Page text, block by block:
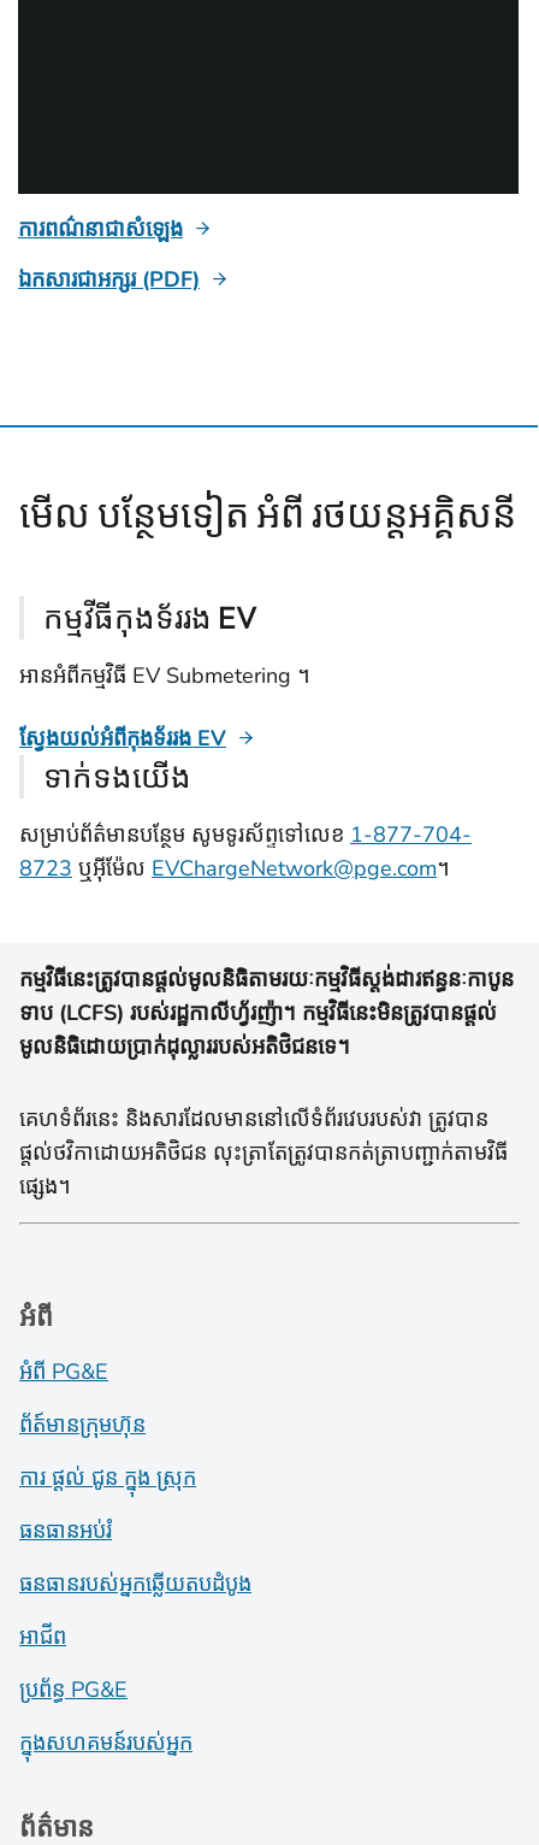
ការពណ៌នាជាសំឡេង
ឯកសារជាអក្សរ (PDF)
មើល បន្ថែមទៀត អំពី រថយន្តអគ្គិសនី
កម្មវីធីកុងទ័ររង EV
អានអំពីកម្មវិធី EV Submetering ។
ស្វែងយល់អំពីកុងទ័ររង EV
ទាក់ទងយើង
សម្រាប់ព័ត៌មានបន្ថែម សូមទូរស័ព្ទទៅលេខ 1-877-704-
8723 ឬអ៊ីម៉ែល EVChargeNetwork@pge.com។
កម្មវិធីនេះត្រូវបានផ្តល់មូលនិធិតាមរយៈកម្មវិធីស្តង់ដារឥន្ធនៈកាបូន
ទាប (LCFS) របស់រដ្ឋកាលីហ្វ័រញ៉ា។ កម្មវិធីនេះមិនត្រូវបានផ្តល់
មូលនិធិដោយប្រាក់ដុល្លាររបស់អតិថិជនទេ។
គេហទំព័រនេះ និងសារដែលមាននៅលើទំព័រវេបរបស់វា ត្រូវបាន
ផ្តល់ថវិកាដោយអតិថិជន លុះត្រាតែត្រូវបានកត់ត្រាបញ្ជាក់តាមវិធី
ផ្សេង។
អំពី
អំពី PG&E
ព័ត៍​មាន​ក្រុមហ៊ុន
ការ ផ្តល់ ជូន ក្នុង ស្រុក
ធនធានអប់រំ
ធនធានរបស់អ្នកឆ្លើយតបដំបូង
អាជីព
ប្រព័ន្ធ PG&E
ក្នុងសហគមន៍របស់អ្នក
ព័ត៌មាន